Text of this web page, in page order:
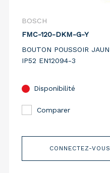
BOSCH
FMC-120-DKM-G-Y
BOUTON POUSSOIR
IP52 EN12094-3
Disponibilité
Comparer
CONNECTEZ-